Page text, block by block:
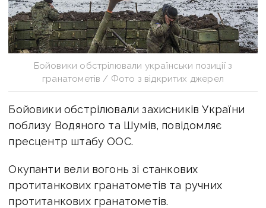
Бойовики обстрілювали українськи позиції з
гранатометів / Фото з відкритих джерел
Бойовики обстрілювали захисників України
поблизу Водяного та Шумів, повідомляє
пресцентр штабу ООС.
Окупанти вели вогонь зі станкових
протитанкових гранатометів та ручних
протитанкових гранатометів.